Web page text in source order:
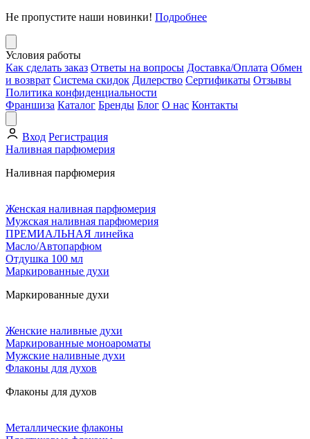
Не пропустите наши новинки! Подробнее
Условия работы
Как сделать заказ Ответы на вопросы Доставка/Оплата Обмен
и возврат Система скидок Дилерство Сертификаты Отзывы
Политика конфиденциальности
Франшиза Каталог Бренды Блог О нас Контакты
Вход Регистрация
Наливная парфюмерия
Наливная парфюмерия
Женская наливная парфюмерия
Мужская наливная парфюмерия
ПРЕМИАЛЬНАЯ линейка
Масло/Автопарфюм
Отдушка 100 мл
Маркированные духи
Маркированные духи
Женские наливные духи
Маркированные моноароматы
Мужские наливные духи
Флаконы для духов
Флаконы для духов
Металлические флаконы